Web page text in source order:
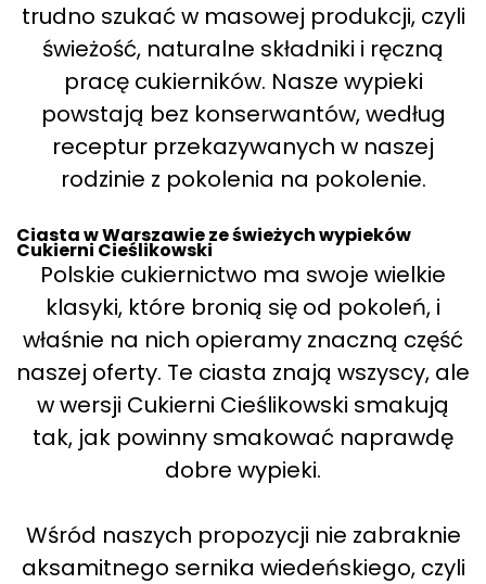
trudno szukać w masowej produkcji, czyli
świeżość, naturalne składniki i ręczną
pracę cukierników. Nasze wypieki
powstają bez konserwantów, według
receptur przekazywanych w naszej
rodzinie z pokolenia na pokolenie.
Ciasta w Warszawie ze świeżych wypieków
Cukierni Cieślikowski
Polskie cukiernictwo ma swoje wielkie
klasyki, które bronią się od pokoleń, i
właśnie na nich opieramy znaczną część
naszej oferty. Te ciasta znają wszyscy, ale
w wersji Cukierni Cieślikowski smakują
tak, jak powinny smakować naprawdę
dobre wypieki.
Wśród naszych propozycji nie zabraknie
aksamitnego sernika wiedeńskiego, czyli